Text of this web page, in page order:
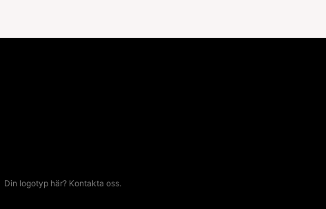
Din logotyp här? Kontakta oss.